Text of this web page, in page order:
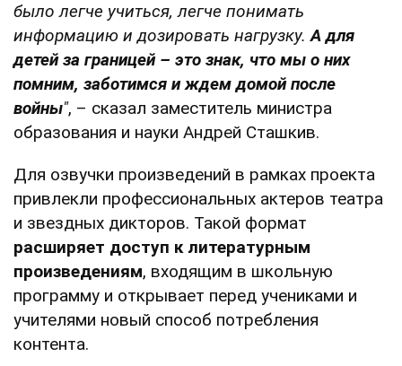
было легче учиться, легче понимать
информацию и дозировать нагрузку.А для
детей за границей – это знак, что мы о них
помним, заботимся и ждем домой после
войны", – сказал заместитель министра
образования и науки Андрей Сташкив.
Для озвучки произведений в рамках проекта
привлекли профессиональных актеров театра
и звездных дикторов. Такой формат
расширяет доступ к литературным
произведениям, входящим в школьную
программу и открывает перед учениками и
учителями новый способ потребления
контента.